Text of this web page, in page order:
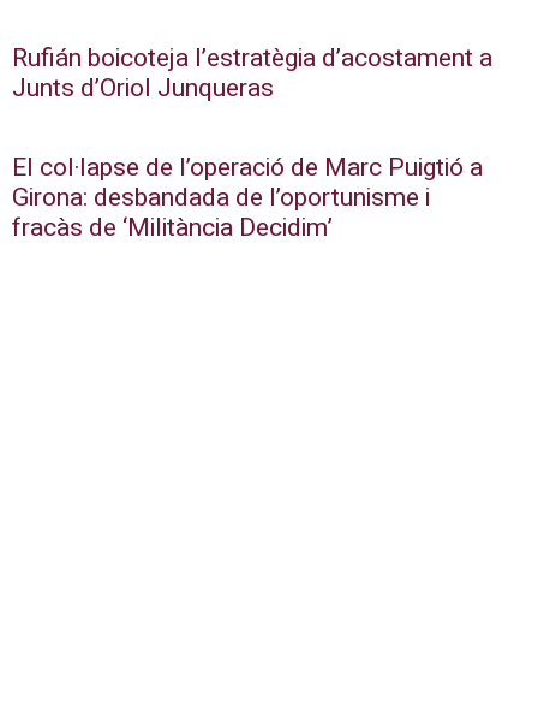
Rufián boicoteja l’estratègia d’acostament a
Junts d’Oriol Junqueras
El col·lapse de l’operació de Marc Puigtió a
Girona: desbandada de l’oportunisme i
fracàs de ‘Militància Decidim’